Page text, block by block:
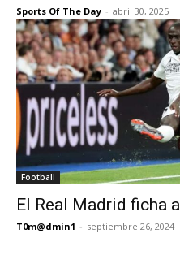
Sports Of The Day - abril 30, 2025
Football
El Real Madrid ficha
T0m@dmin1 - septiembre 26, 2024